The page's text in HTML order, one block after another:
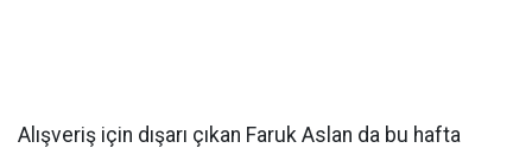
Alışveriş için dışarı çıkan Faruk Aslan da bu hafta